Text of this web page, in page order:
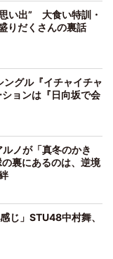
い出” 大食い特訓・
りだくさんの裏話
グル『イチャイチャ
ョンは『日向坂で会
ノが「真冬のかき
裏にあるのは、逆境
じ」STU48中村舞、